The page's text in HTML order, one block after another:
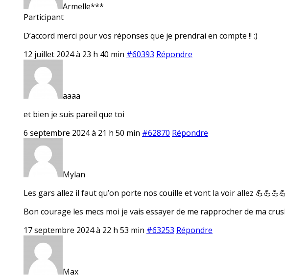
Armelle***
Participant
D’accord merci pour vos réponses que je prendrai en compte !! :)
12 juillet 2024 à 23 h 40 min #60393 Répondre
aaaa
et bien je suis pareil que toi
6 septembre 2024 à 21 h 50 min #62870 Répondre
Mylan
Les gars allez il faut qu’on porte nos couille et vont la voir allez
Bon courage les mecs moi je vais essayer de me rapprocher de ma
17 septembre 2024 à 22 h 53 min #63253 Répondre
Max